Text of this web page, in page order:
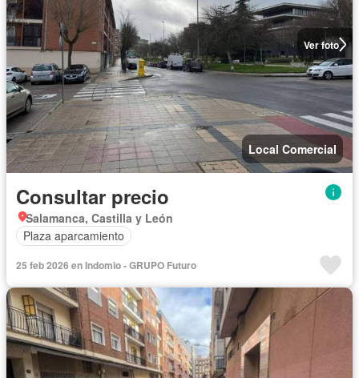
Ver foto
Local Comercial
Consultar precio
Salamanca, Castilla y León
Plaza aparcamiento
25 feb 2026 en Indomio - GRUPO Futuro